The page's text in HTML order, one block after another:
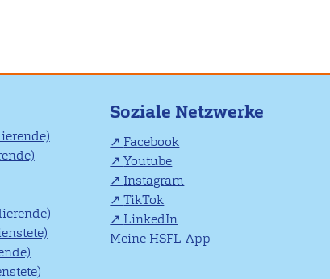
Soziale Netzwerke
Facebook
Youtube
Instagram
TikTok
LinkedIn
Meine HSFL-App